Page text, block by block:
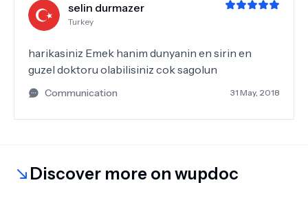
selin durmazer
Turkey
harikasiniz Emek hanim dunyanin en sirin en
guzel doktoru olabilisiniz cok sagolun
Communication 31 May, 2018
Discover more on wupdoc